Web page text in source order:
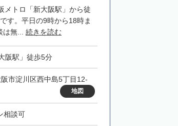
メトロ「新大阪駅」から徒
す。平日の9時から18時ま
無... 続きを読む
阪駅」徒歩5分
市淀川区西中島5丁目12-
地図
相談可